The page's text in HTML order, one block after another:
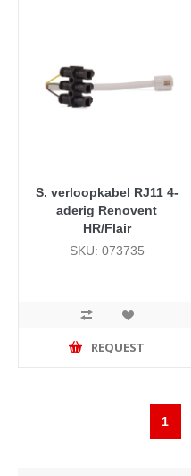
S. verloopkabel RJ11 4-
aderig Renovent
HR/Flair
SKU: 073735
REQUEST
1